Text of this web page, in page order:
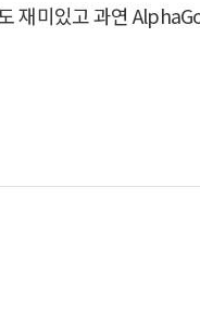
재미있고 과연